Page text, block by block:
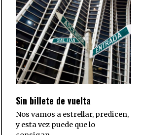
Sin billete de vuelta
Nos vamos a estrellar, predicen,
y esta vez puede que lo